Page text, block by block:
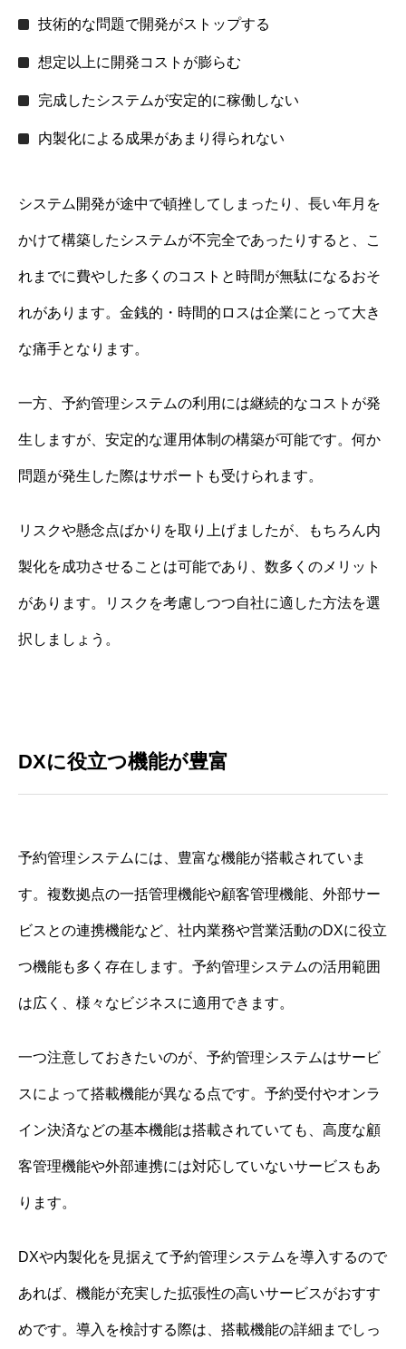
技術的な問題で開発がストップする
想定以上に開発コストが膨らむ
完成したシステムが安定的に稼働しない
内製化による成果があまり得られない
システム開発が途中で頓挫してしまったり、長い年月を
かけて構築したシステムが不完全であったりすると、こ
れまでに費やした多くのコストと時間が無駄になるおそ
れがあります。金銭的・時間的ロスは企業にとって大き
な痛手となります。
一方、予約管理システムの利用には継続的なコストが発
生しますが、安定的な運用体制の構築が可能です。何か
問題が発生した際はサポートも受けられます。
リスクや懸念点ばかりを取り上げましたが、もちろん内
製化を成功させることは可能であり、数多くのメリット
があります。リスクを考慮しつつ自社に適した方法を選
択しましょう。
DXに役立つ機能が豊富
予約管理システムには、豊富な機能が搭載されていま
す。複数拠点の一括管理機能や顧客管理機能、外部サー
ビスとの連携機能など、社内業務や営業活動のDXに役立
つ機能も多く存在します。予約管理システムの活用範囲
は広く、様々なビジネスに適用できます。
一つ注意しておきたいのが、予約管理システムはサービ
スによって搭載機能が異なる点です。予約受付やオンラ
イン決済などの基本機能は搭載されていても、高度な顧
客管理機能や外部連携には対応していないサービスもあ
ります。
DXや内製化を見据えて予約管理システムを導入するので
あれば、機能が充実した拡張性の高いサービスがおすす
めです。導入を検討する際は、搭載機能の詳細までしっ